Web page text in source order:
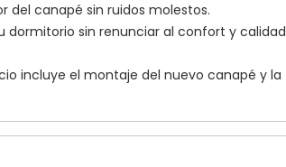
del canapé sin ruidos molestos.
dormitorio sin renunciar al confort y calidad
incluye el montaje del nuevo canapé y la